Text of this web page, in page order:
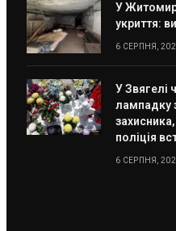
У
укриття:
6 СЕРПНЯ,
У Звягелі
лампадку
поліція
6 СЕРПНЯ,